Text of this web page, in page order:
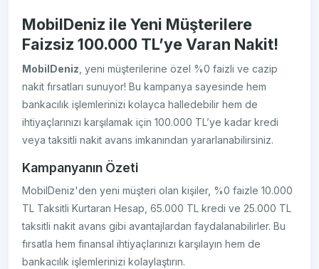
MobilDeniz ile Yeni Müşterilere
Faizsiz 100.000 TL’ye Varan Nakit!
MobilDeniz , yeni müşterilerine özel %0 faizli ve cazip
nakit fırsatları sunuyor! Bu kampanya sayesinde hem
bankacılık işlemlerinizi kolayca halledebilir hem de
ihtiyaçlarınızı karşılamak için 100.000 TL’ye kadar kredi
veya taksitli nakit avans imkanından yararlanabilirsiniz.
Kampanyanın Özeti
MobilDeniz'den yeni müşteri olan kişiler, %0 faizle 10.000
TL Taksitli Kurtaran Hesap, 65.000 TL kredi ve 25.000 TL
taksitli nakit avans gibi avantajlardan faydalanabilirler. Bu
fırsatla hem finansal ihtiyaçlarınızı karşılayın hem de
bankacılık işlemlerinizi kolaylaştırın.